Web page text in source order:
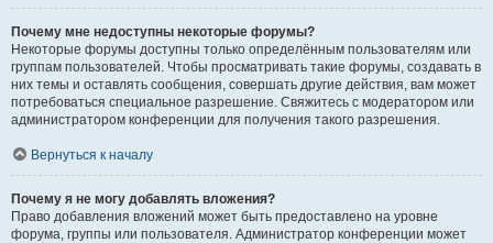
Почему мне недоступны некоторые форумы?
Некоторые форумы доступны только определённым пользователям или
группам пользователей. Чтобы просматривать такие форумы, создавать в
них темы и оставлять сообщения, совершать другие действия, вам может
потребоваться специальное разрешение. Свяжитесь с модератором или
администратором конференции для получения такого разрешения.
Вернуться к началу
Почему я не могу добавлять вложения?
Право добавления вложений может быть предоставлено на уровне
форума, группы или пользователя. Администратор конференции может